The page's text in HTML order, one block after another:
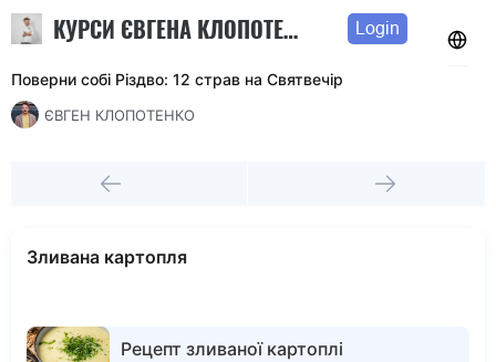
КУРСИ ЄВГЕНА КЛОПОТЕНКА Login
Поверни собі Різдво: 12 страв на Святвечір
ЄВГЕН КЛОПОТЕНКО
Зливана картопля
Рецепт зливаної картоплі